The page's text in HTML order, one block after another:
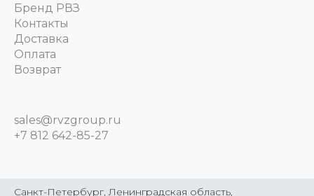
Бренд РВЗ
Контакты
Доставка
Оплата
Возврат
sales@rvzgroup.ru
+7 812 642-85-27
Санкт-Петербург, Ленинградская область,